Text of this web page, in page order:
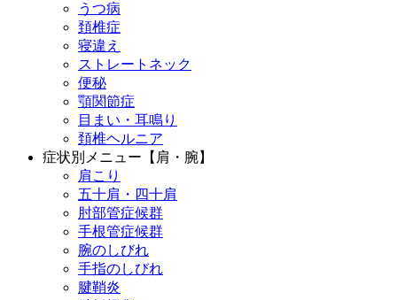
うつ病
頚椎症
寝違え
ストレートネック
便秘
顎関節症
目まい・耳鳴り
頚椎ヘルニア
症状別メニュー【肩・腕】
肩こり
五十肩・四十肩
肘部管症候群
手根管症候群
腕のしびれ
手指のしびれ
腱鞘炎